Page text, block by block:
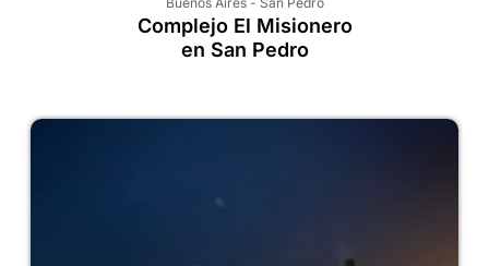
Complejo El Misionero
en San Pedro